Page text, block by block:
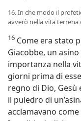
16. In che modo il
avverò nella vita terrena
16 Come era stato
Giacobbe, un
importanza nella
giorni prima di
regno di Dio, Gesù
il puledro di
acclamavano